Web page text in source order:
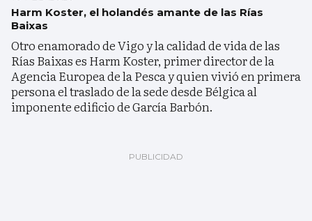
Harm Koster, el holandés amante de las Rías
Baixas
Otro enamorado de Vigo y la calidad de vida de las
Rías Baixas es Harm Koster, primer director de la
Agencia Europea de la Pesca y quien vivió en primera
persona el traslado de la sede desde Bélgica al
imponente edificio de García Barbón.